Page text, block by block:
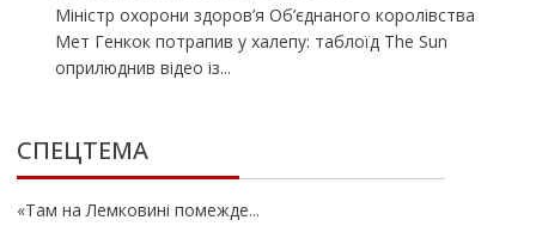
Міністр охорони здоров’я Об’єднаного королівства
Мет Генкок потрапив у халепу: таблоїд The Sun
оприлюднив відео із...
СПЕЦТЕМА
«Там на Лемковині помежде...